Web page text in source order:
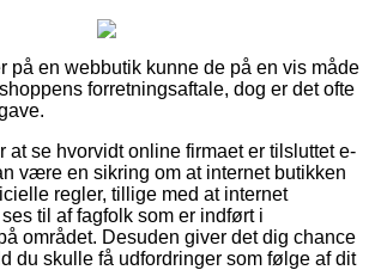
på en webbutik kunne de på en vis måde
forretningsaftale, dog er det ofte
at se hvorvidt online firmaet er tilsluttet e-
være en sikring om at internet butikken
regler, tillige med at internet
til af fagfolk som er indført i
området. Desuden giver det dig chance
du skulle få udfordringer som følge af dit